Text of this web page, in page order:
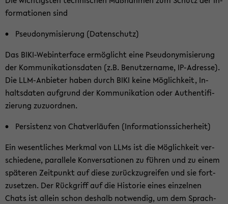
for­ma­tio­nen sind
Pseud­ony­mi­sie­rung (Da­ten­schutz)
Das BIKI-​Webinterface er­mög­licht eine Pseud­ony­mi­sie­rung
der Kom­mu­ni­ka­ti­ons­da­ten (z.B. Be­nut­zer­na­me, IP-​Adresse).
Die LLM-​Anbieter haben durch BIKI keine Mög­lich­keit, In­
halts­da­ten auf­grund der Kom­mu­ni­ka­ti­on oder Au­then­ti­fi­
zie­rung zu­zu­ord­nen.
Per­sis­tenz von Chat­ver­läu­fen (In­for­ma­ti­ons­si­cher­heit)
Ein we­sent­li­ches Merk­mal von LLMs ist die Mög­lich­keit ver­
schie­de­ne, par­al­le­le Kon­ver­sa­tio­nen zu füh­ren und zu einem
spä­te­ren Zeit­punkt auf diese zu­rück­zu­grei­fen und sie fort­
zu­set­zen. Der Rück­griff auf die His­to­rie eines ein­zel­nen
Chats ist al­lein schon des­halb not­wen­dig, um dem Sprach­